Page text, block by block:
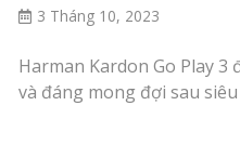
3 Tháng 10, 2023
Harman Kardon Go Play
và đáng mong đợi sau